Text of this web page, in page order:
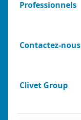
Professionnels
Contactez-nous
Clivet Group